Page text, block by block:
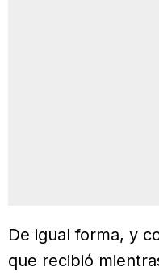
De igual forma, y
que recibió